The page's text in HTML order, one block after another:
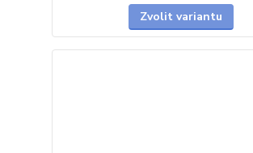
Zvolit variantu